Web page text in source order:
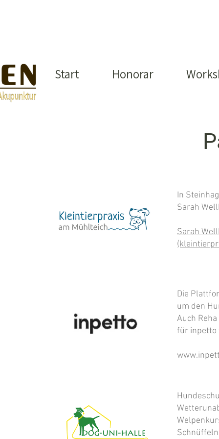
Start Honorar
In
Sarah
Sarah
Die
um den
Auch
für inpetto